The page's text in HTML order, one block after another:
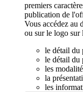
premiers
publication de
Vous accédez au
ou sur le logo sur
le détail du
le détail du
les
la
les